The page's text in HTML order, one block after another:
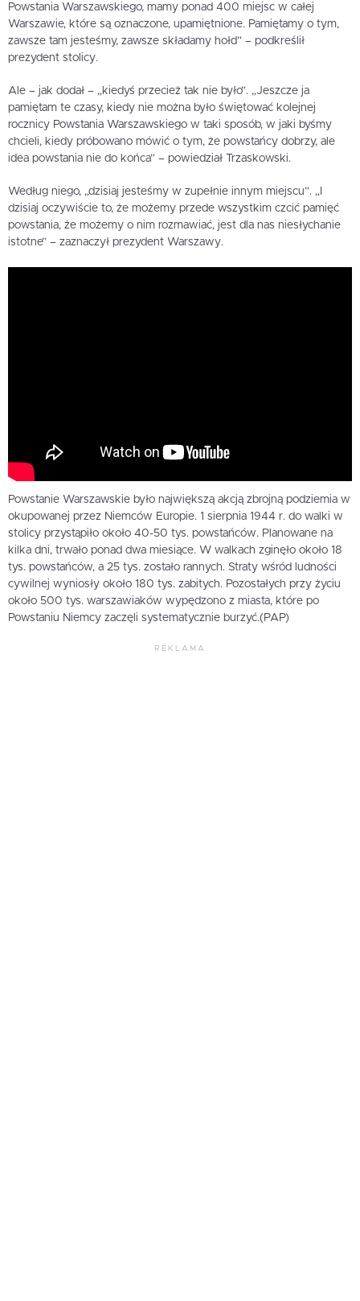
Powstania Warszawskiego, mamy ponad 400 miejsc w całej
Warszawie, które są oznaczone, upamiętnione. Pamiętamy o tym,
zawsze tam jesteśmy, zawsze składamy hołd” – podkreślił
prezydent stolicy.
Ale – jak dodał – „kiedyś przecież tak nie było”. „Jeszcze ja
pamiętam te czasy, kiedy nie można było świętować kolejnej
rocznicy Powstania Warszawskiego w taki sposób, w jaki byśmy
chcieli, kiedy próbowano mówić o tym, że powstańcy dobrzy, ale
idea powstania nie do końca” – powiedział Trzaskowski.
Według niego, „dzisiaj jesteśmy w zupełnie innym miejscu”. „I
dzisiaj oczywiście to, że możemy przede wszystkim czcić pamięć
powstania, że możemy o nim rozmawiać, jest dla nas niesłychanie
istotne” – zaznaczył prezydent Warszawy.
Powstanie Warszawskie było największą akcją zbrojną podziemia w
okupowanej przez Niemców Europie. 1 sierpnia 1944 r. do walki w
stolicy przystąpiło około 40-50 tys. powstańców. Planowane na
kilka dni, trwało ponad dwa miesiące. W walkach zginęło około 18
tys. powstańców, a 25 tys. zostało rannych. Straty wśród ludności
cywilnej wyniosły około 180 tys. zabitych. Pozostałych przy życiu
około 500 tys. warszawiaków wypędzono z miasta, które po
Powstaniu Niemcy zaczęli systematycznie burzyć.(PAP)
REKLAMA